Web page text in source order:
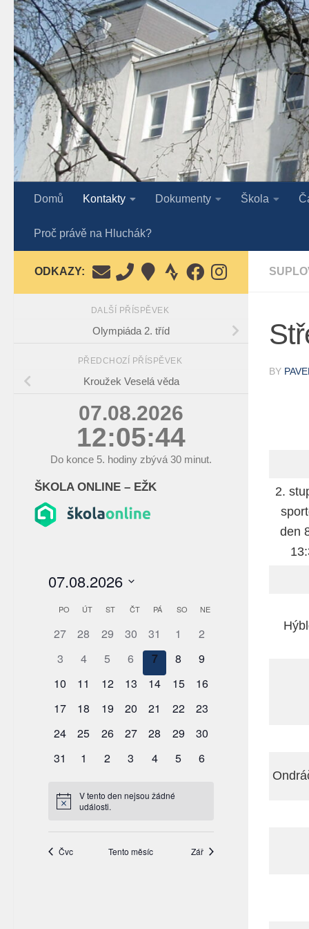
Skip to content
Domů Kontakty Dokumenty Škola
Proč právě na Hluchák?
BY
2.
den
ODKAZY:
DALŠÍ PŘÍSPĚVEK
Olympiáda 2. tříd
PŘEDCHOZÍ PŘÍSPĚVEK
Kroužek Veselá věda
07.08.2026
12:05:45
Do konce 5. hodiny zbývá 30 minut.
ŠKOLA ONLINE – EŽK